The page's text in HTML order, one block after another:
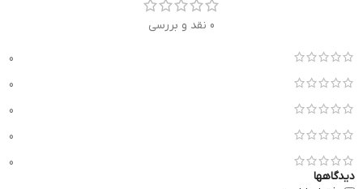
0 نقد و بررسی
0
0
0
0
0
دیدگاهها